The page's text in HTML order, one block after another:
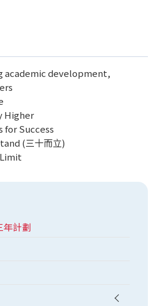
academic development,
Higher
for Success
(三十而立)
年計劃